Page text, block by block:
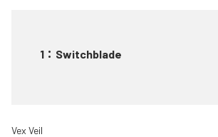
1 ： Switchblade
Vex Veil